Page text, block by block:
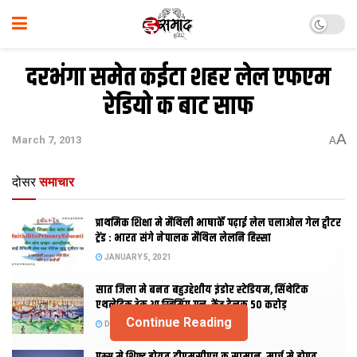
दरभंगा समेत कईटा शहर लेल एफएम
रेडियो क बाट साफ
March 7, 2013 AA
दोसर समाचार
प्राथमिक शि‍क्षा मे मैथि‍ली भाषाकेँ पढ़ाई लेल चलाओल गेल ट्वीटर
ट्रेंड : भारत संगे नेपालक मैथिल लेलनि हिस्सा
JANUARY 5, 2021
सात जिला मे बनत बहुउद्देशीय इंडोर स्‍टेडि‍यम, सिंथेटिक
एथलेटिक ट्रेक आ स्विमिंग पुल, केंद्र देलक 50 करोड़
DECEMBER 26, 2020
Continue Reading